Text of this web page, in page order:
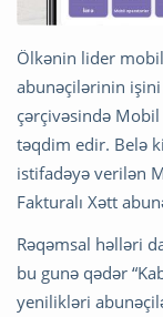
Ölkənin lider
abunəçilərinin işini
çərçivəsində
təqdim edir. Belə
istifadəyə verilən
Fakturalı Xətt
Rəqəmsal həlləri
bu gunə qədər
yenilikləri